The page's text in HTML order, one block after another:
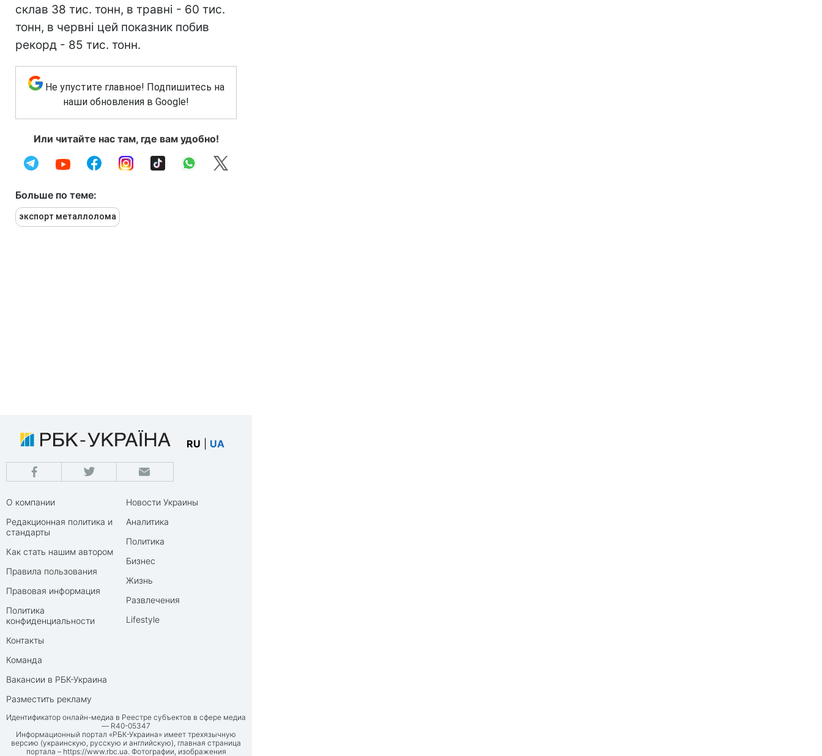
склав 38 тис. тонн, в травні - 60 тис.
тонн, в червні цей показник побив
рекорд - 85 тис. тонн.
Не упустите главное! Подпишитесь на
наши обновления в Google!
Или читайте нас там, где вам удобно!
Больше по теме:
экспорт металлолома
RU UA
О компании
Редакционная политика и
стандарты
Как стать нашим автором
Правила пользования
Правовая информация
Политика
конфиденциальности
Контакты
Команда
Вакансии в РБК-Украина
Разместить рекламу
Новости Украины
Аналитика
Политика
Бизнес
Жизнь
Развлечения
Lifestyle
Идентификатор онлайн-медиа в Реестре субъектов в сфере медиа
— R40-05347
Информационный портал «РБК-Украина» имеет трехязычную
версию (украинскую, русскую и английскую), главная страница
портала – https://www.rbc.ua. Фотографии, изображения